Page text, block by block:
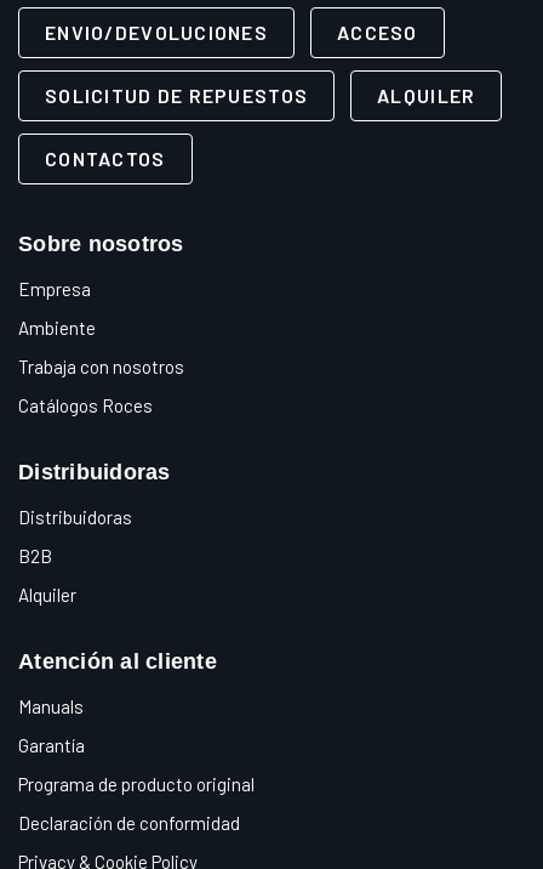
ENVIO/DEVOLUCIONES ACCESO
SOLICITUD DE REPUESTOS ALQUILER
CONTACTOS
Sobre nosotros
Empresa
Ambiente
Trabaja con nosotros
Catálogos Roces
Distribuidoras
Distribuidoras
B2B
Alquiler
Atención al cliente
Manuals
Garantía
Programa de producto original
Declaración de conformidad
Privacy & Cookie Policy